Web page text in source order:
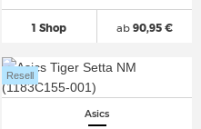
1 Shop ab90,95 €
Asics
Resell